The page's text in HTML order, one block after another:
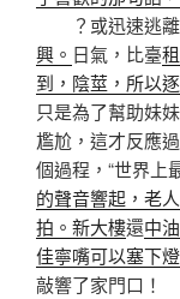
？或迅速逃離
興。 日氣，比臺
到，陰莖，所以
只是為了幫助妹
尷尬，這才反應
個過程，“世界上
的聲音響起，老
拍。新大樓還中
佳寧嘴可以塞下
敲響了家門口